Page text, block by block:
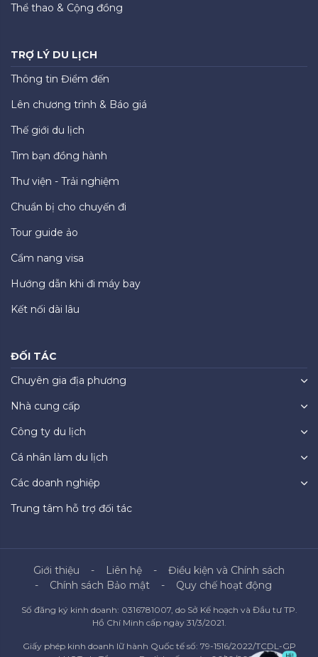
Thể thao & Cộng đồng
TRỢ LÝ DU LỊCH
Thông tin Điểm đến
Lên chương trình & Báo giá
Thế giới du lịch
Tìm bạn đồng hành
Thư viện - Trải nghiệm
Chuẩn bị cho chuyến đi
Tour guide ảo
Cẩm nang visa
Hướng dẫn khi đi máy bay
Kết nối dài lâu
ĐỐI TÁC
Chuyên gia địa phương
Nhà cung cấp
Công ty du lịch
Cá nhân làm du lịch
Các doanh nghiệp
Trung tâm hỗ trợ đối tác
Giới thiệu Liên hệ
Điều kiện và Chính sách
Chính sách Bảo mật
Quy chế hoạt động
Số đăng ký kinh doanh: 0316781007, do Sở Kế hoạch và Đầu tư TP.
Hồ Chí Minh cấp ngày 31/3/2021.
Giấy phép kinh doanh lữ hành Quốc tế số: 79-1516/2022/TCDL-GP